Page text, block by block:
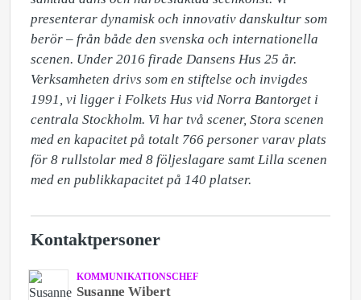
presenterar dynamisk och innovativ danskultur som
berör – från både den svenska och internationella
scenen. Under 2016 firade Dansens Hus 25 år.
Verksamheten drivs som en stiftelse och invigdes
1991, vi ligger i Folkets Hus vid Norra Bantorget i
centrala Stockholm. Vi har två scener, Stora scenen
med en kapacitet på totalt 766 personer varav plats
för 8 rullstolar med 8 följeslagare samt Lilla scenen
med en publikkapacitet på 140 platser.
Kontaktpersoner
KOMMUNIKATIONSCHEF
Susanne Wibert